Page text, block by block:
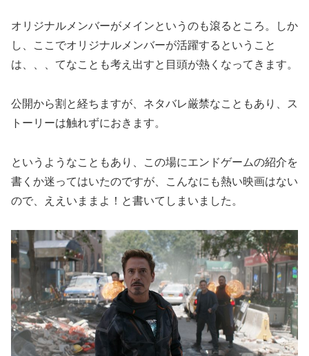
オリジナルメンバーがメインというのも滾るところ。しか
し、ここでオリジナルメンバーが活躍するということ
は、、、てなことも考え出すと目頭が熱くなってきます。
公開から割と経ちますが、ネタバレ厳禁なこともあり、ス
トーリーは触れずにおきます。
というようなこともあり、この場にエンドゲームの紹介を
書くか迷ってはいたのですが、こんなにも熱い映画はない
ので、ええいままよ！と書いてしまいました。